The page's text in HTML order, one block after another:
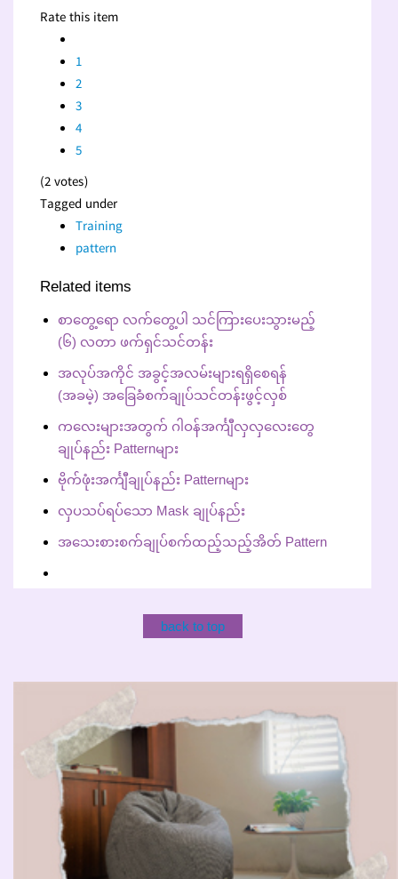
Rate this item
1
2
3
4
5
(2 votes)
Tagged under
Training
pattern
Related items
စာတွေ့ရော လက်တွေ့ပါ သင်ကြားပေးသွားမည့်
(၆) လတာ ဖက်ရှင်သင်တန်း
အလုပ်အကိုင် အခွင့်အလမ်းများရရှိစေရန်
(အခမဲ့) အ‌ခြေခံစက်ချုပ်သင်တန်းဖွင့်လှစ်
ကလေးများအတွက် ဂါဝန်အင်္ကျီလှလှလေးတွေ
ချုပ်နည်း Patternများ
ဗိုက်ဖုံးအင်္ကျီချုပ်နည်း Patternများ
လှပသပ်ရပ်သော Mask ချုပ်နည်း
အသေးစားစက်ချုပ်စက်ထည့်သည့်အိတ် Pattern
back to top